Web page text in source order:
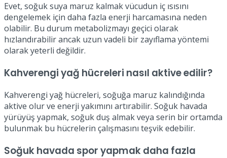
Evet, soğuk suya maruz kalmak vücudun iç ısısını
dengelemek için daha fazla enerji harcamasına neden
olabilir. Bu durum metabolizmayı geçici olarak
hızlandırabilir ancak uzun vadeli bir zayıflama yöntemi
olarak yeterli değildir.
Kahverengi yağ hücreleri nasıl aktive edilir?
Kahverengi yağ hücreleri, soğuğa maruz kalındığında
aktive olur ve enerji yakımını artırabilir. Soğuk havada
yürüyüş yapmak, soğuk duş almak veya serin bir ortamda
bulunmak bu hücrelerin çalışmasını teşvik edebilir.
Soğuk havada spor yapmak daha fazla